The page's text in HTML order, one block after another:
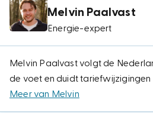
Melvin Paalvast
Energie-expert
Melvin Paalvast volgt de
de voet en duidt tariefwijzigingen
Meer van Melvin